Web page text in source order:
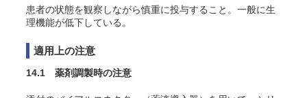
患者の状態を観察しながら慎重に投与すること。一般に生
理機能が低下している。
適用上の注意
14.1 薬剤調製時の注意